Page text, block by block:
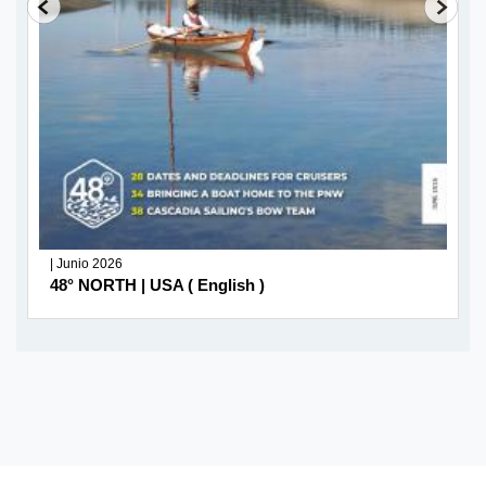
| Junio 2026
48° NORTH | USA ( English )